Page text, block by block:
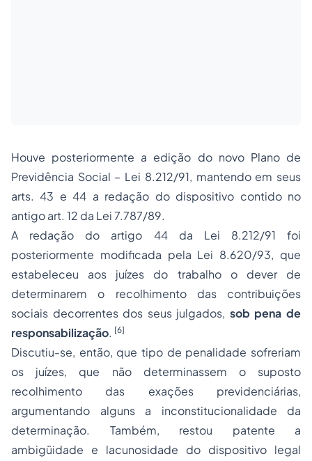
Houve posteriormente a edição do novo Plano de
Previdência Social – Lei 8.212/91, mantendo em seus
arts. 43 e 44 a redação do dispositivo contido no
antigo art. 12 da Lei 7.787/89.
A redação do artigo 44 da Lei 8.212/91 foi
posteriormente modificada pela Lei 8.620/93, que
estabeleceu aos juízes do trabalho o dever de
determinarem o recolhimento das contribuições
sociais decorrentes dos seus julgados, sob pena de
responsabilização. [6]
Discutiu-se, então, que tipo de penalidade sofreriam
os juízes, que não determinassem o suposto
recolhimento das exações previdenciárias,
argumentando alguns a inconstitucionalidade da
determinação. Também, restou patente a
ambigüidade e lacunosidade do dispositivo legal